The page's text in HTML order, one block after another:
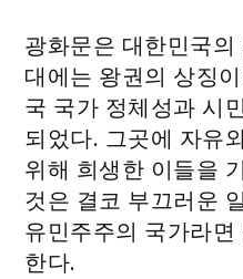
광화문은 대한민국
대에는 왕권의 상징
국 국가 정체성과 시
되었다. 그곳에 자유
위해 희생한 이들을
것은 결코 부끄러운
유민주주의 국가라
한다.